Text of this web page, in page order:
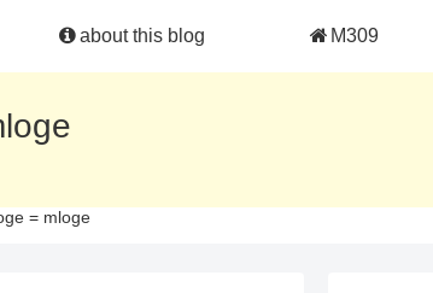
= mloge
about this blog M309